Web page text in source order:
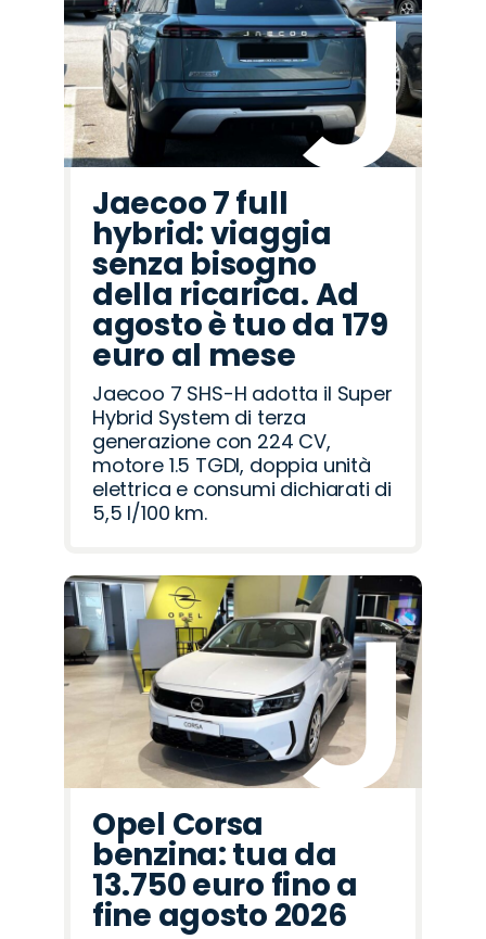
Jaecoo 7 full
hybrid: viaggia
senza bisogno
della ricarica. Ad
agosto è tuo da 179
euro al mese
Jaecoo 7 SHS-H adotta il Super
Hybrid System di terza
generazione con 224 CV,
motore 1.5 TGDI, doppia unità
elettrica e consumi dichiarati di
5,5 l/100 km.
Opel Corsa
benzina: tua da
13.750 euro fino a
fine agosto 2026